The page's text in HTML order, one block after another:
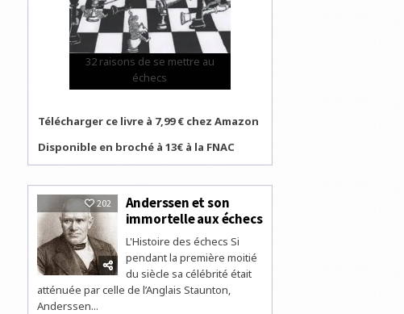
32 raisons de se mettre au
échecs
Télécharger ce livre à 7,99 € chez Amazon
Disponible en broché à 13€ à la FNAC
202
Anderssen et son
immortelle aux échecs
L'Histoire des échecs Si
pendant la première moitié
du siècle sa célébrité était
atténuée par celle de l’Anglais Staunton,
Anderssen...